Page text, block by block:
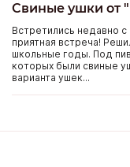
Свиные ушки от
Встретились недавно
приятная встреча!
школьные годы. Под
которых были свиные
варианта ушек...